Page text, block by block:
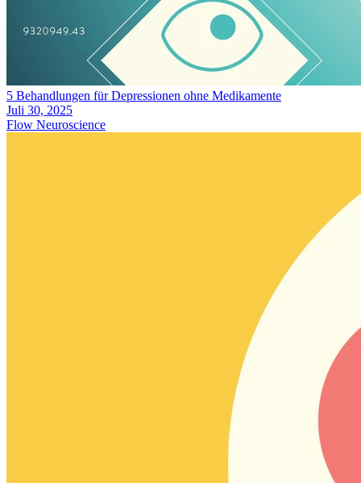
5 Behandlungen für Depressionen ohne Medikamente
Juli 30, 2025
Flow Neuroscience